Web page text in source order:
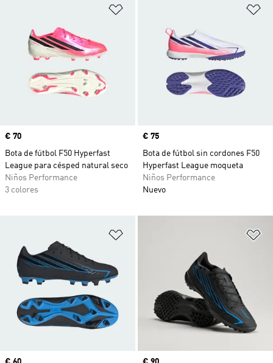
Precio
€ 70
Bota de fútbol F50 Hyperfast
League para césped natural seco
Niños Performance
3 colores
Precio
€ 75
Bota de fútbol sin cordones F50
Hyperfast League moqueta
Niños Performance
Nuevo